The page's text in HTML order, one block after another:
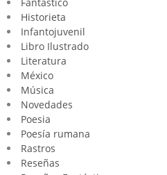
Fantástico
Historieta
Infantojuvenil
Libro Ilustrado
Literatura
México
Música
Novedades
Poesia
Poesía rumana
Rastros
Reseñas